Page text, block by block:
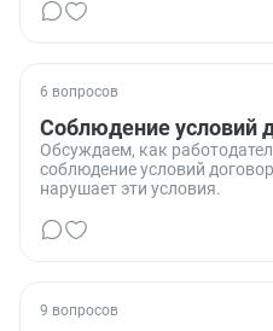
6 вопросов
Соблюдение условий
Обсуждаем, как
соблюдение условий
нарушает эти условия.
9 вопросов